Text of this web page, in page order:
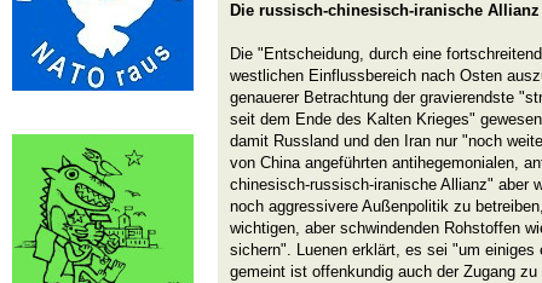
Die russisch-chinesisch-iranische Allianz
Die "Entscheidung, durch eine
westlichen Einflussbereich nach Osten
genauerer Betrachtung der gravierendste
seit dem Ende des Kalten Krieges"
damit Russland und den Iran nur "noch
von China angeführten antihegemonialen,
chinesisch-russisch-iranische Allianz" aber
noch aggressivere Außenpolitik zu
wichtigen, aber schwindenden Rohstoffen
sichern". Luenen erklärt, es sei "um
gemeint ist offenkundig auch der Zugang